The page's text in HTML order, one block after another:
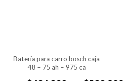
de
producto
batería para carro bosch caja
48 – 75 ah – 975 ca